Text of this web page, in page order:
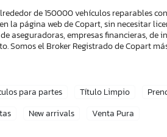
de 150000 vehículos reparables
página web de Copart, sin necesitar
aseguradoras, empresas financieras, de
Somos el Broker Registrado de Copart
para partes Título Limpio
New arrivals Venta Pura